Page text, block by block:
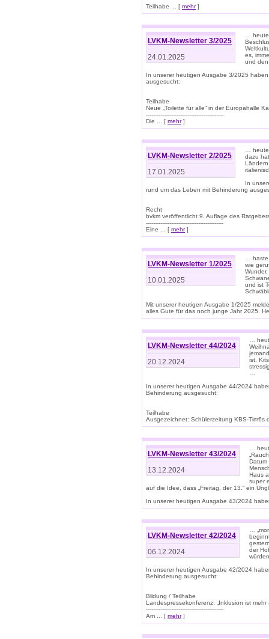
Teilhabe ... [ mehr]
LVKM-Newsletter 3/2025
24.01.2025
…
es,
und
In unserer heutigen Ausgabe 3/2025
ausgesucht:
Teilhabe
Neue „Toilette für alle“ in der Europahalle
-------------------------------------------
Die ... [ mehr]
LVKM-Newsletter 2/2025
17.01.2025
…
dazu
In
rund um das Leben mit Behinderung
Recht
bvkm veröffentlicht 9. Auflage des
-------------------------------------------
Eine ... [ mehr]
LVKM-Newsletter 1/2025
10.01.2025
…
wie
und ist
Mit unserer heutigen Ausgabe 1/2025
alles Gute für das noch junge Jahr 2025.
LVKM-Newsletter 44/2024
20.12.2024
…
ist.
In unserer heutigen Ausgabe 44/2024
Behinderung ausgesucht:
Teilhabe
Ausgezeichnet: Schülerzeitung KBS-Tim€s
LVKM-Newsletter 43/2024
13.12.2024
…
Datum
Haus
super
auf die Idee, dass „Freitag, der 13.“ ein
In unserer heutigen Ausgabe 43/2024
LVKM-Newsletter 42/2024
06.12.2024
…
der
In unserer heutigen Ausgabe 42/2024
Behinderung ausgesucht:
Bildung / Teilhabe
Landespressekonferenz: „Inklusion ist mehr
-------------------------------------------
Am ... [ mehr]